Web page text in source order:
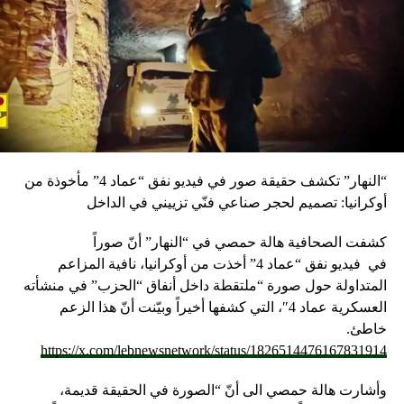
================= ز.ح تابعوا أخبار الوكالة الوطنية للاعلام
عبر أثير إذاعة لبنان على الموجات 98.5 و98.1 و96.2 FM
وزارة شؤون مكافحة الفساد تقوم بعملها كالمعتاد
فترة تصريف الاعمال
DON'T MISS
الحواط لابو صعب: التزمنا بأحكام النظام الداخلي وقدمنا
اقتراحا لتأمين الاعتمادات لأدوية الأمراض السرطانية
“النهار” تكشف حقيقة صور في فيديو نفق “عماد 4” مأخوذة من
أوكرانيا: تصميم لحجر صناعي فنّي تزييني في الداخل
كشفت الصحافية هالة حمصي في “النهار” أنّ صوراً
في فيديو
نفق “عماد 4” أخذت من أوكرانيا، نافية المزاعم
المتداولة حول صورة “ملتقطة داخل أنفاق “الحزب” في منشأته
العسكرية عماد 4″، التي كشفها أخيراً وبيّنت أنّ هذا الزعم
خاطئ.
https://x.com/lebnewsnetwork/status/1826514476167831914
وأشارت هالة حمصي الى أنّ “الصورة في الحقيقة قديمة،